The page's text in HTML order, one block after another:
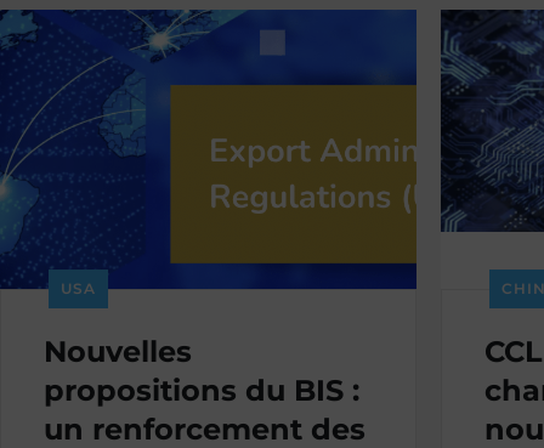
USA
Nouvelles
propositions du BIS :
un renforcement des